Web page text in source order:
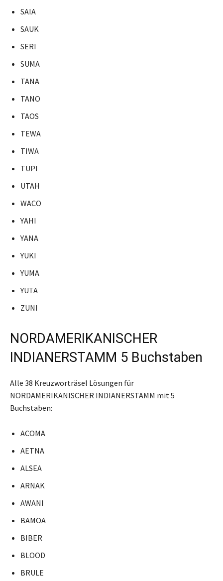
SAIA
SAUK
SERI
SUMA
TANA
TANO
TAOS
TEWA
TIWA
TUPI
UTAH
WACO
YAHI
YANA
YUKI
YUMA
YUTA
ZUNI
NORDAMERIKANISCHER
INDIANERSTAMM 5 Buchstaben
Alle 38 Kreuzworträsel Lösungen für
NORDAMERIKANISCHER INDIANERSTAMM mit 5
Buchstaben:
ACOMA
AETNA
ALSEA
ARNAK
AWANI
BAMOA
BIBER
BLOOD
BRULE